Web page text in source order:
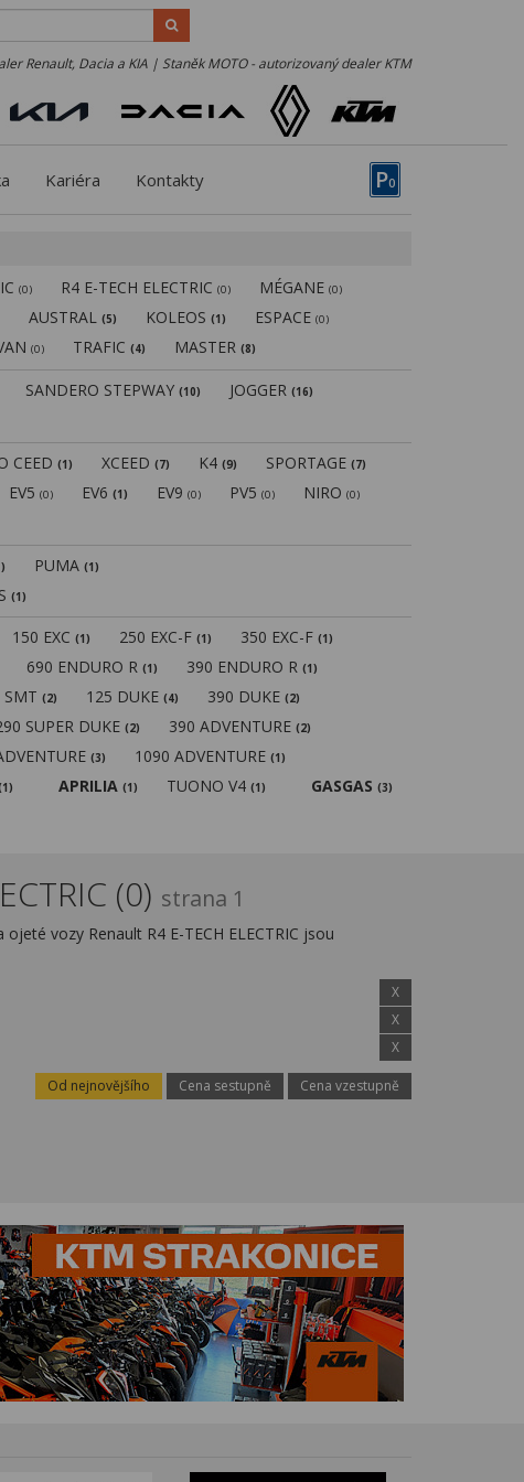
Renault, Dacia a KIA | Staněk MOTO - autorizovaný dealer KTM
P0
Kariéra Kontakty
(0) R4 E-TECH ELECTRIC(0) MÉGANE(0)
AUSTRAL(5) KOLEOS(1) ESPACE(0)
(0) TRAFIC(4) MASTER(8)
SANDERO STEPWAY(10) JOGGER(16)
CEED(1) XCEED(7) K4(9) SPORTAGE(7)
EV5(0) EV6(1) EV9(0) PV5(0) NIRO(0)
PUMA (1)
(1)
150 EXC(1) 250 EXC-F(1) 350 EXC-F(1)
690 ENDURO R(1) 390 ENDURO R(1)
SMT(2) 125 DUKE(4) 390 DUKE(2)
SUPER DUKE(2) 390 ADVENTURE(2)
(3) 1090 ADVENTURE(1)
APRILIA (1) TUONO V4(1) GASGAS (3)
(0) strana 1
vozy Renault R4 E-TECH ELECTRIC jsou
X
X
X
Od nejnovějšího Cena sestupně Cena vzestupně